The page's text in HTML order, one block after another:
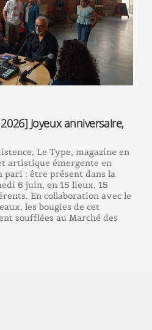
Joyeux anniversaire,
Le Type, magazine en
artistique émergente en
pari : être présent dans la
6 juin, en 15 lieux, 15
En collaboration avec le
les bougies de cet
soufflées au Marché des